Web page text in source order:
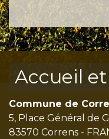
Accueil
Commune de
5, Place Général de
83570 Correns -